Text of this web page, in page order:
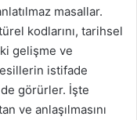
masallar.
kodlarını, tarihsel
gelişme ve
istifade
görürler. İşte
ve anlaşılmasını